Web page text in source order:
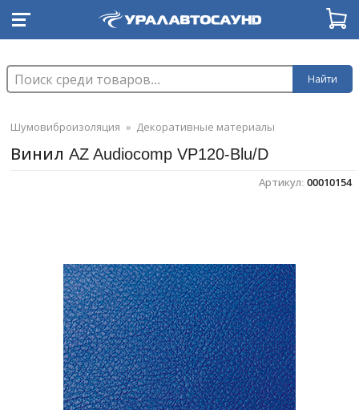
Найти
Шумовиброизоляция » Декоративные материалы
Винил AZ Audiocomp VP120-Blu/D
Артикул: 00010154